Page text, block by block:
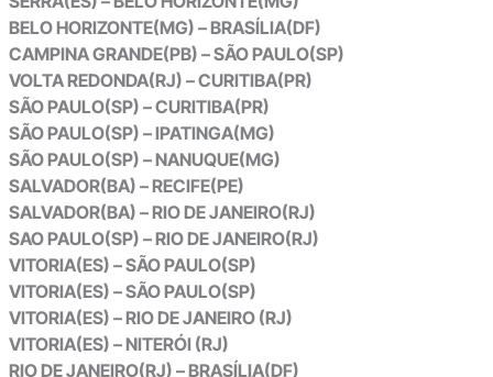
BELO HORIZONTE(MG) – BRASÍLIA(DF)
CAMPINA GRANDE(PB) – SÃO PAULO(SP)
VOLTA REDONDA(RJ) – CURITIBA(PR)
SÃO PAULO(SP) – CURITIBA(PR)
SÃO PAULO(SP) – IPATINGA(MG)
SÃO PAULO(SP) – NANUQUE(MG)
SALVADOR(BA) – RECIFE(PE)
SALVADOR(BA) – RIO DE JANEIRO(RJ)
SAO PAULO(SP) – RIO DE JANEIRO(RJ)
VITORIA(ES) – SÃO PAULO(SP)
VITORIA(ES) – SÃO PAULO(SP)
VITORIA(ES) – RIO DE JANEIRO (RJ)
VITORIA(ES) – NITERÓI (RJ)
RIO DE JANEIRO(RJ) – BRASÍLIA(DF)